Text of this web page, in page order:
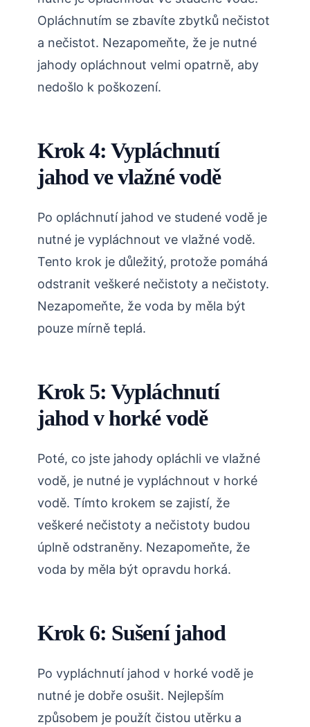
Opláchnutím se zbavíte zbytků nečistot
a nečistot. Nezapomeňte, že je nutné
jahody opláchnout velmi opatrně, aby
nedošlo k poškození.
Krok 4: Vypláchnutí
jahod ve vlažné vodě
Po opláchnutí jahod ve studené vodě je
nutné je vypláchnout ve vlažné vodě.
Tento krok je důležitý, protože pomáhá
odstranit veškeré nečistoty a nečistoty.
Nezapomeňte, že voda by měla být
pouze mírně teplá.
Krok 5: Vypláchnutí
jahod v horké vodě
Poté, co jste jahody opláchli ve vlažné
vodě, je nutné je vypláchnout v horké
vodě. Tímto krokem se zajistí, že
veškeré nečistoty a nečistoty budou
úplně odstraněny. Nezapomeňte, že
voda by měla být opravdu horká.
Krok 6: Sušení jahod
Po vypláchnutí jahod v horké vodě je
nutné je dobře osušit. Nejlepším
způsobem je použít čistou utěrku a